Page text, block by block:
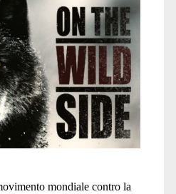
mondiale contro la